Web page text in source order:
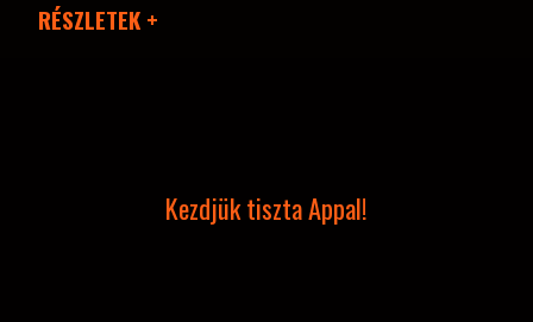
RÉSZLETEK +
Kezdjük tiszta Appal!